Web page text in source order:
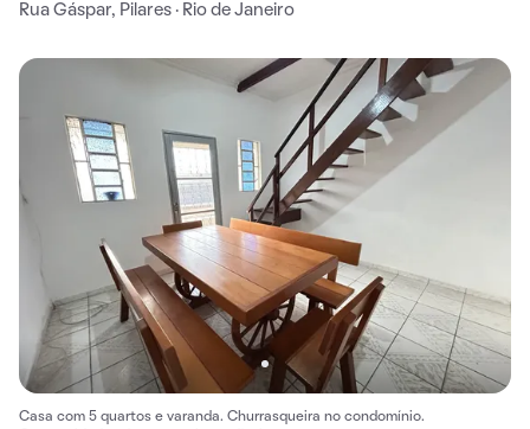
Rua Gáspar, Pilares · Rio de Janeiro
Casa com 5 quartos e varanda. Churrasqueira no condomínio.